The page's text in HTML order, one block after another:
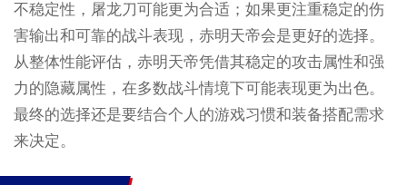
不稳定性，屠龙刀可能更为合适；如果更注重稳定的伤
害输出和可靠的战斗表现，赤明天帝会是更好的选择。
从整体性能评估，赤明天帝凭借其稳定的攻击属性和强
力的隐藏属性，在多数战斗情境下可能表现更为出色。
最终的选择还是要结合个人的游戏习惯和装备搭配需求
来决定。